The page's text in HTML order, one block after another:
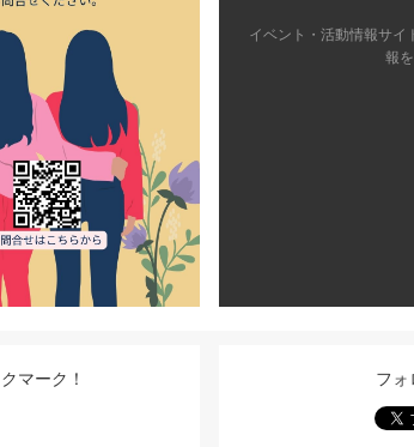
イベント・活動情報サイ
報
マーク！ フォ